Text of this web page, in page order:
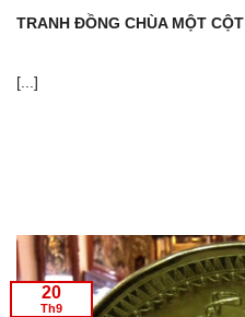
TRANH ĐỒNG CHÙA MỘT CỘT
[...]
20
Th9